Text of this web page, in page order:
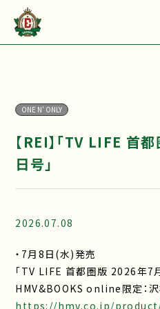
ONE N' ONLY
【REI】「TV LIFE 首
日号」
2026.07.08
・7月8日(水)発売
「TV LIFE 首都圏版 2026年7
HMV&BOOKS online限定：
https://hmv.co.jp/